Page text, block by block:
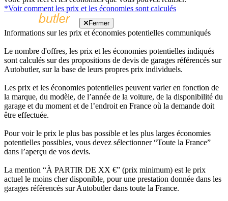
*Voir comment les prix et les économies sont calculés
Fermer
Informations sur les prix et économies potentielles communiqués
Le nombre d'offres, les prix et les économies potentielles indiqués
sont calculés sur des propositions de devis de garages référencés sur
Autobutler, sur la base de leurs propres prix individuels.
Les prix et les économies potentielles peuvent varier en fonction de
la marque, du modèle, de l’année de la voiture, de la disponibilité du
garage et du moment et de l’endroit en France où la demande doit
être effectuée.
Pour voir le prix le plus bas possible et les plus larges économies
potentielles possibles, vous devez sélectionner “Toute la France”
dans l’aperçu de vos devis.
La mention “À PARTIR DE XX €” (prix minimum) est le prix
actuel le moins cher disponible, pour une prestation donnée dans les
garages référencés sur Autobutler dans toute la France.